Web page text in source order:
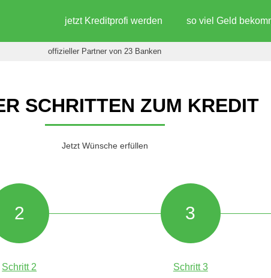
jetzt Kreditprofi werden so viel Geld
offizieller Partner von 23 Banken
SCHRITTEN ZUM KREDIT
Jetzt Wünsche erfüllen
2
Schritt 2
3
Schritt 3